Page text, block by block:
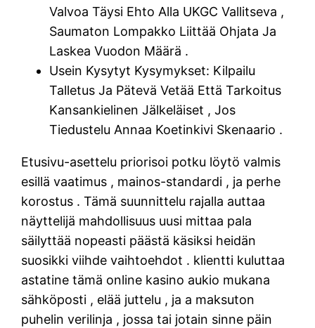
Valvoa Täysi Ehto Alla UKGC Vallitseva ,
Saumaton Lompakko Liittää Ohjata Ja
Laskea Vuodon Määrä .
Usein Kysytyt Kysymykset: Kilpailu
Talletus Ja Pätevä Vetää Että Tarkoitus
Kansankielinen Jälkeläiset , Jos
Tiedustelu Annaa Koetinkivi Skenaario .
Etusivu-asettelu priorisoi potku löytö valmis
esillä vaatimus , mainos-standardi , ja perhe
korostus . Tämä suunnittelu rajalla auttaa
näyttelijä mahdollisuus uusi mittaa pala
säilyttää nopeasti päästä käsiksi heidän
suosikki viihde vaihtoehdot . klientti kuluttaa
astatine tämä online kasino aukio mukana
sähköposti , elää juttelu , ja a maksuton
puhelin verilinja , jossa tai jotain sinne päin